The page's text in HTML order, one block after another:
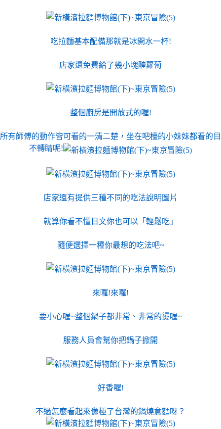
吃拉麵基本配備那就是冰開水一杯!
店家還免費給了幾小塊醃蘿蔔
整個廚房是開放式的喔!
所有師傅的動作皆可看的一清二楚，坐在吧檯的小妹妹都看的目
不轉睛呢!
店家還有提供三種不同的吃法說明圖片
就算你看不懂日文你也可以「輕鬆吃」
隨便選擇一種你最想的吃法吧~
來囉!來囉!
要小心喔~整個鍋子都非常、非常的燙喔~
服務人員會幫你把鍋子掀開
好香喔!
不過怎麼看起來像極了台灣的鍋燒意麵呀？